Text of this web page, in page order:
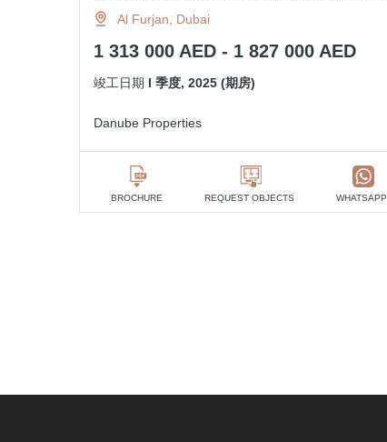
Al Furjan, Dubai
1 313 000 AED - 1 827 000 AED
竣工日期 I 季度, 2025 (期房)
Danube Properties
BROCHURE REQUEST OBJECTS WHATSAPP